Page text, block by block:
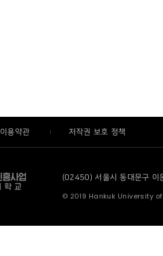
이용약관 저작권 보호 정책
(02450) 서울시 동대문구
© 2019 Hankuk University